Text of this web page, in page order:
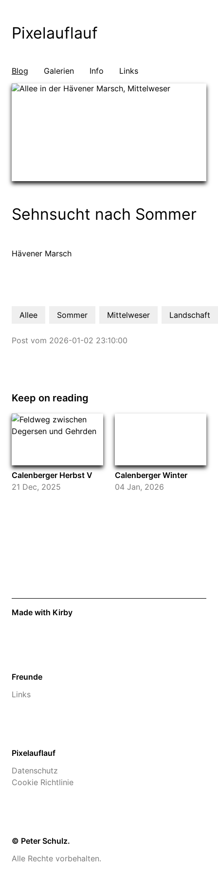
Pixelauflauf
Blog Galerien Info Links
Sehnsucht nach Sommer
Hävener Marsch
Allee Sommer Mittelweser Landschaft
Post vom 2026-01-02 23:10:00
Keep on reading
Calenberger Herbst V
21 Dec, 2025
Calenberger Winter
04 Jan, 2026
Made with Kirby
Freunde
Links
Pixelauflauf
Datenschutz
Cookie Richtlinie
© Peter Schulz.
Alle Rechte vorbehalten.